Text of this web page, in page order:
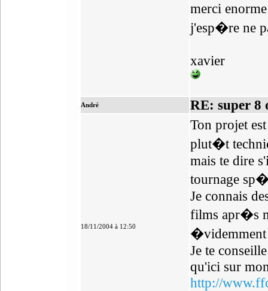
merci
j'esp�re ne
xavier
André RE: super 8
18/11/2004 à 12:50
Ton projet
plut�t
mais te dire
tournage
Je connais
films apr�s
�videmment
Je te
qu'ici sur
http://